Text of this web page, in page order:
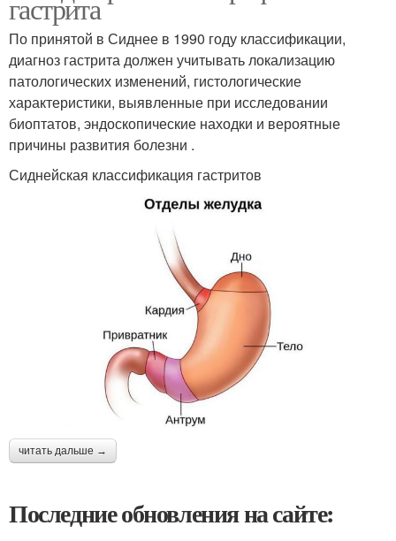
гастрита
По принятой в Сиднее в 1990 году классификации,
диагноз гастрита должен учитывать локализацию
патологических изменений, гистологические
характеристики, выявленные при исследовании
биоптатов, эндоскопические находки и вероятные
причины развития болезни .
Сиднейская классификация гастритов
читать дальше →
Последние обновления на сайте: